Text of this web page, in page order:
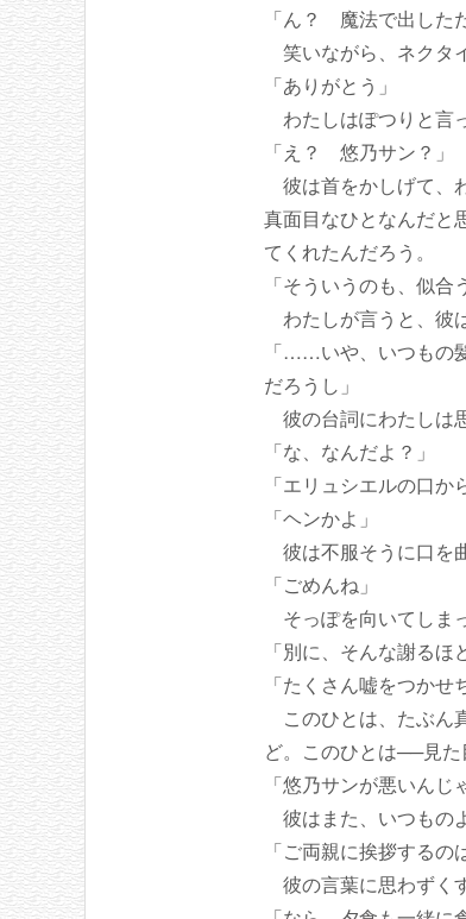
「ん？ 魔法で出した
笑いながら、ネクタ
「ありがとう」
わたしはぽつりと言
「え？ 悠乃サン？」
彼は首をかしげて、
真面目なひとなんだと
てくれたんだろう。
「そういうのも、似合
わたしが言うと、彼
「……いや、いつもの
だろうし」
彼の台詞にわたしは
「な、なんだよ？」
「エリュシエルの口か
「ヘンかよ」
彼は不服そうに口を
「ごめんね」
そっぽを向いてしま
「別に、そんな謝るほ
「たくさん嘘をつかせ
このひとは、たぶん
ど。このひとは──見た
「悠乃サンが悪いんじ
彼はまた、いつもの
「ご両親に挨拶する
彼の言葉に思わずく